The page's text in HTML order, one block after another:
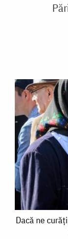
Dacă
Dacă ne